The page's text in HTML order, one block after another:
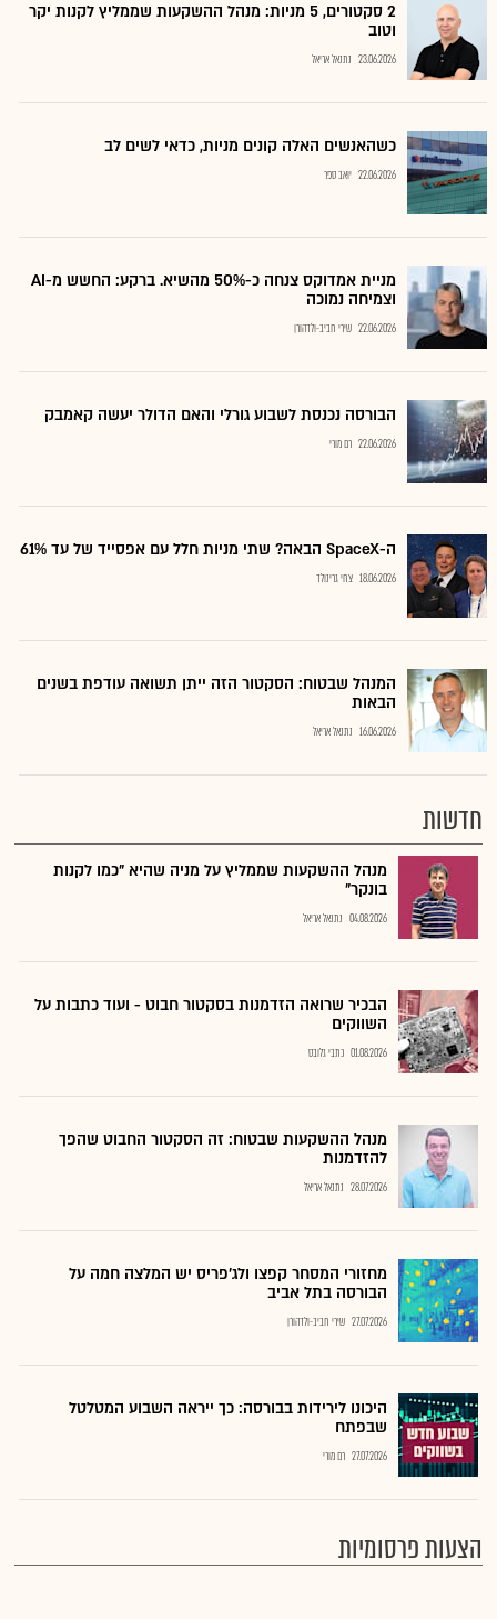
2 סקטורים, 5 מניות: מנהל ההשקעות שממליץ לקנות יקר
וטוב
23.06.2026 נתנאל אריאל
כשהאנשים האלה קונים מניות, כדאי לשים לב
22.06.2026 יואב ספר
מניית אמדוקס צנחה כ-50% מהשיא. ברקע: החשש מ-AI
וצמיחה נמוכה
22.06.2026 שירי חביב-ולדהורן
הבורסה נכנסת לשבוע גורלי והאם הדולר יעשה קאמבק
22.06.2026 רם מורי
ה-SpaceX הבאה? שתי מניות חלל עם אפסייד של עד 61%
18.06.2026 צחי גרינולד
המנהל שבטוח: הסקטור הזה ייתן תשואה עודפת בשנים
הבאות
16.06.2026 נתנאל אריאל
חדשות
מנהל ההשקעות שממליץ על מניה שהיא "כמו לקנות
בונקר"
04.08.2026 נתנאל אריאל
הבכיר שרואה הזדמנות בסקטור חבוט - ועוד כתבות על
השווקים
01.08.2026 כתבי גלובס
מנהל ההשקעות שבטוח: זה הסקטור החבוט שהפך
להזדמנות
28.07.2026 נתנאל אריאל
מחזורי המסחר קפצו ולג'פריס יש המלצה חמה על
הבורסה בתל אביב
27.07.2026 שירי חביב-ולדהורן
היכונו לירידות בבורסה: כך ייראה השבוע המטלטל
שבפתח
27.07.2026 רם מורי
הצעות פרסומיות